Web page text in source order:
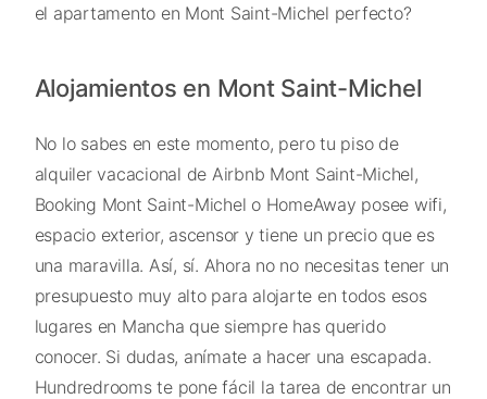
el apartamento en Mont Saint-Michel perfecto?
Alojamientos en Mont Saint-Michel
No lo sabes en este momento, pero tu piso de
alquiler vacacional de Airbnb Mont Saint-Michel,
Booking Mont Saint-Michel o HomeAway posee wifi,
espacio exterior, ascensor y tiene un precio que es
una maravilla. Así, sí. Ahora no no necesitas tener un
presupuesto muy alto para alojarte en todos esos
lugares en Mancha que siempre has querido
conocer. Si dudas, anímate a hacer una escapada.
Hundredrooms te pone fácil la tarea de encontrar un